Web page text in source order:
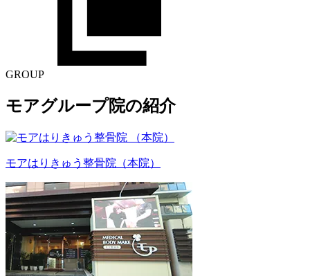
GROUP
モアグループ院の紹介
モアはりきゅう整骨院 （本院）